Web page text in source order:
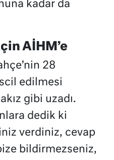
kadar da
AİHM’e
28
edilmesi
gibi uzadı.
dedik ki
verdiniz, cevap
bildirmezseniz,